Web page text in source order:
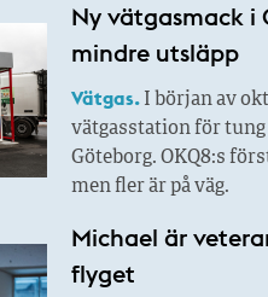
Ny vätgasmack i
mindre utsläpp
Vätgas.I början av
vätgasstation för
Göteborg. OKQ8:s
men fler är på väg.
Michael är
flyget